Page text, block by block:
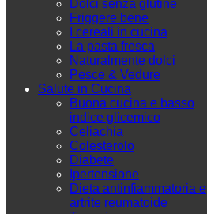
Dolci senza glutine
Friggere bene
I cereali in cucina
La pasta fresca
Naturalmente dolci
Pesce & Vedure
Salute in Cucina
Buona cucina e basso
indice glicemico
Celiachia
Colesterolo
Diabete
Ipertensione
Dieta antinfiammatoria e
artrite reumatoide